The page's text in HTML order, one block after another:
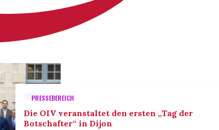
PRESSEBEREICH
Die OIV veranstaltet den ersten „Tag der
Botschafter“ in Dijon